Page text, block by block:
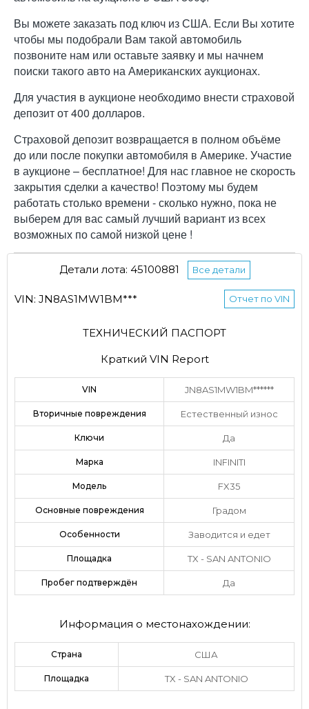
Вы можете заказать под ключ из США. Если Вы хотите
чтобы мы подобрали Вам такой автомобиль
позвоните нам или оставьте заявку и мы начнем
поиски такого авто на Американских аукционах.
Для участия в аукционе необходимо внести страховой
депозит от 400 долларов.
Страховой депозит возвращается в полном объёме
до или после покупки автомобиля в Америке. Участие
в аукционе – бесплатное! Для нас главное не скорость
закрытия сделки а качество! Поэтому мы будем
работать столько времени - сколько нужно, пока не
выберем для вас самый лучший вариант из всех
возможных по самой низкой цене !
Детали лота: 45100881 Все детали
VIN: JN8AS1MW1BM*** Отчет по VIN
ТЕХНИЧЕСКИЙ ПАСПОРТ
Краткий VIN Report
VIN JN8AS1MW1BM******
Вторичные повреждения Естественный износ
Ключи Да
Марка INFINITI
Модель FX35
Основные повреждения Градом
Особенности Заводится и едет
Площадка TX - SAN ANTONIO
Пробег подтверждён Да
Информация о местонахождении:
Страна США
Площадка TX - SAN ANTONIO